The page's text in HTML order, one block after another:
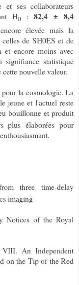
et ses collaborateurs
H0 : 82,4 ± 8,4
élevée mais la
de SH0ES et de
et encore moins avec
statistique
nouvelle valeur.
la cosmologie. La
jeune et l'actuel reste
bouillonne et produit
plus élaborées pour
three time-delay
imaging
Notices of the Royal
VIII. An Independent
on the Tip of the Red